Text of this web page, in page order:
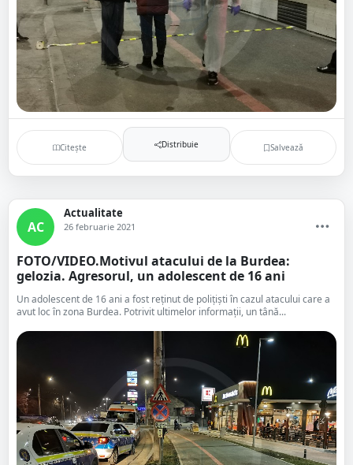
Citește Distribuie Salvează
AC
Actualitate
26 februarie 2021
FOTO/VIDEO.Motivul atacului de la Burdea:
gelozia. Agresorul, un adolescent de 16 ani
Un adolescent de 16 ani a fost reținut de polițiști în cazul atacului care a
avut loc în zona Burdea. Potrivit ultimelor informații, un tână...